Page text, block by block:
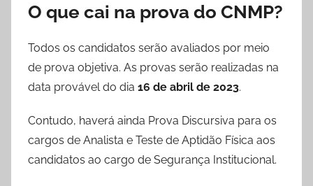
O que cai na prova do CNMP?
Todos os candidatos serão avaliados por meio
de prova objetiva. As provas serão realizadas na
data provável do dia 16 de abril de 2023.
Contudo, haverá ainda Prova Discursiva para os
cargos de Analista e Teste de Aptidão Física aos
candidatos ao cargo de Segurança Institucional.